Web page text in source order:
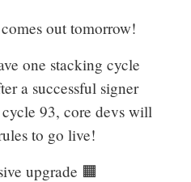
out tomorrow!
one stacking cycle
a successful signer
93, core devs will
to go live!
upgrade 🟧